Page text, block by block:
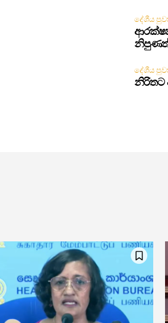
දේශීය
දේශීය
නිරිතට